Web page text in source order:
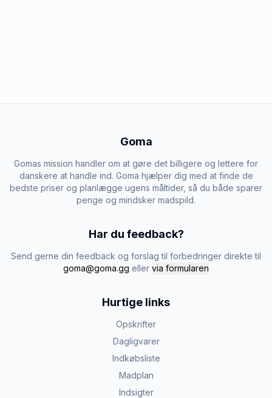
Goma
Gomas mission handler om at gøre det billigere og lettere for
danskere at handle ind. Goma hjælper dig med at finde de
bedste priser og planlægge ugens måltider, så du både sparer
penge og mindsker madspild.
Har du feedback?
Send gerne din feedback og forslag til forbedringer direkte til
goma@goma.gg eller via formularen
Hurtige links
Opskrifter
Dagligvarer
Indkøbsliste
Madplan
Indsigter